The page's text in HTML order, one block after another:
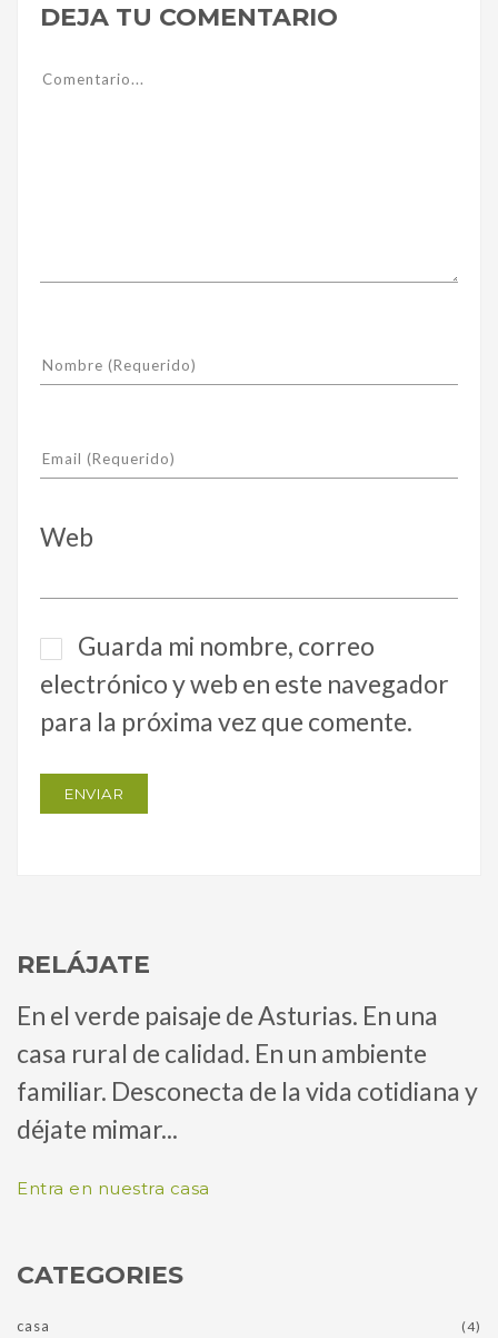
DEJA TU COMENTARIO
Web
Guarda mi nombre, correo
electrónico y web en este navegador
para la próxima vez que comente.
RELÁJATE
En el verde paisaje de Asturias. En una
casa rural de calidad. En un ambiente
familiar. Desconecta de la vida cotidiana y
déjate mimar...
Entra en nuestra casa
CATEGORIES
casa (4)